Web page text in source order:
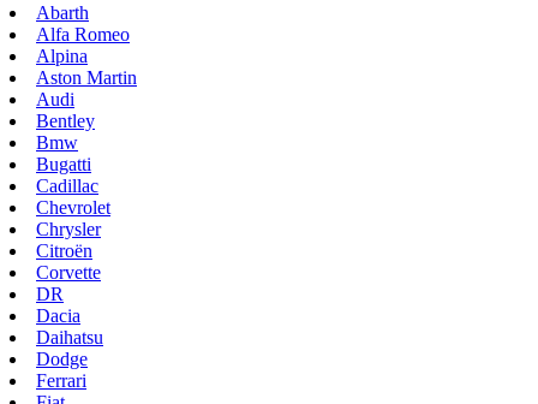
Abarth
Alfa Romeo
Alpina
Aston Martin
Audi
Bentley
Bmw
Bugatti
Cadillac
Chevrolet
Chrysler
Citroën
Corvette
DR
Dacia
Daihatsu
Dodge
Ferrari